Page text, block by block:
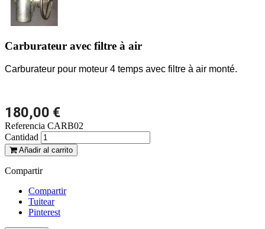
Carburateur avec filtre à air
Carburateur pour moteur 4 temps avec filtre à air monté.
180,00 €
Referencia CARB02
Cantidad
Añadir al carrito
Compartir
Compartir
Tuitear
Pinterest